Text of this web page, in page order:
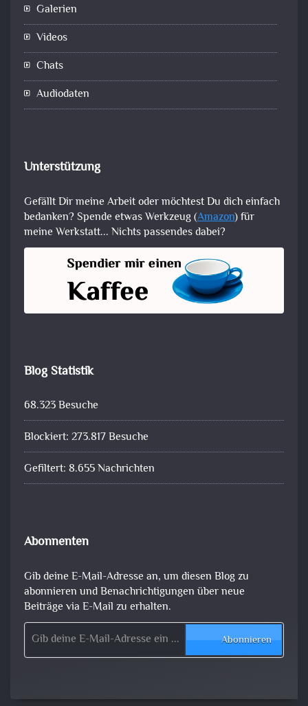
Galerien
Videos
Chats
Audiodaten
Unterstützung
Gefällt Dir meine Arbeit oder möchtest Du dich einfach
bedanken? Spende etwas Werkzeug (Amazon) für
meine Werkstatt... Nichts passendes dabei?
Blog Statistik
68.323 Besuche
Blockiert: 273.817 Besuche
Gefiltert: 8.655 Nachrichten
Abonnenten
Gib deine E-Mail-Adresse an, um diesen Blog zu
abonnieren und Benachrichtigungen über neue
Beiträge via E-Mail zu erhalten.
Gib deine E-Mail-Adresse ein ...
Abonnieren